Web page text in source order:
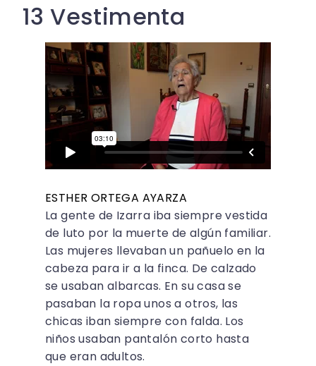
13 Vestimenta
ESTHER ORTEGA AYARZA
La gente de Izarra iba siempre vestida
de luto por la muerte de algún familiar.
Las mujeres llevaban un pañuelo en la
cabeza para ir a la finca. De calzado
se usaban albarcas. En su casa se
pasaban la ropa unos a otros, las
chicas iban siempre con falda. Los
niños usaban pantalón corto hasta
que eran adultos.